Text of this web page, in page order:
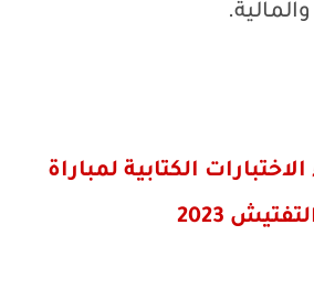
الكتابية لمباراة
2023